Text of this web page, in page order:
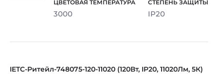
3000 IP20
IETC-Ритейл-748075-120-11020 (120Вт, IP20, 11020Лм, 5К)